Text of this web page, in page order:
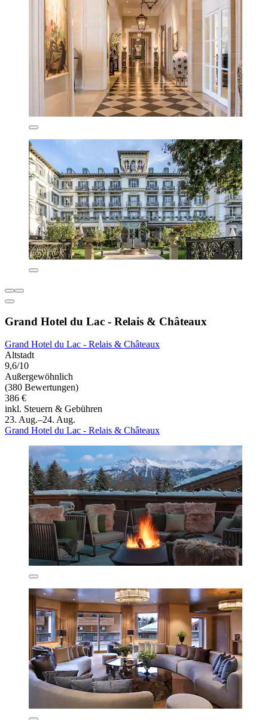
Grand Hotel du Lac - Relais & Châteaux
Grand Hotel du Lac - Relais & Châteaux
Altstadt
9,6/10
Außergewöhnlich
(380 Bewertungen)
386 €
inkl. Steuern & Gebühren
23. Aug.–24. Aug.
Grand Hotel du Lac - Relais & Châteaux